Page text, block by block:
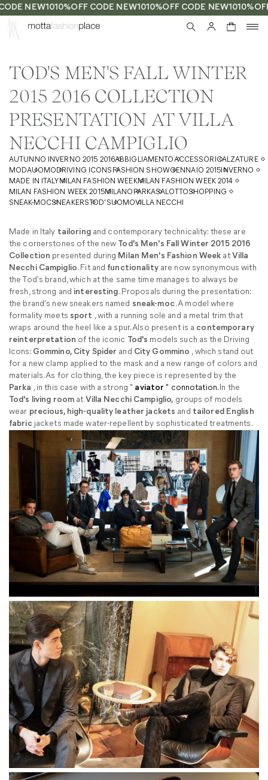
NEW1010%OFF CODE NEW1010%OFF CODE NEW10
TOD'S MEN'S FALL WINTER
2015 2016 COLLECTION
PRESENTATION AT VILLA
NECCHI CAMPIGLIO
AUTUNNO INVERNO 2015 2016ABBIGLIAMENTOACCESSORI CALZATURE
MODAUOMO DRIVING ICONS FASHION SHOWGENNAIO 2015 INVERNO
MADE IN ITALY MILAN FASHION WEEKMILAN FASHION WEEK 2014
MILAN FASHION WEEK 2015MILANO PARKASALOTTOSHOPPING
SNEAK-MOCSNEAKERS TOD'SUOMOVILLA NECCHI
Made in Italy tailoringand contemporary technicality: these are
the cornerstones of the new Tod's Men's Fall Winter 2015 2016
Collection presented during Milan Men's Fashion Week at Villa
Necchi Campiglio . Fit and functionalityare now synonymous with
the Tod's brand, which at the same time manages to always be
fresh, strong and interesting . Proposals during the presentation:
the brand's new sneakers named sneak-moc . A model where
formality meets sport , with a running sole and a metal trim that
wraps around the heel like a spur. Also present is a contemporary
reinterpretation of the iconic Tod's models such as the Driving
Icons: Gommino, City Spider and City Gommino , which stand out
for a new clamp applied to the mask and a new range of colors and
materials. As for clothing, the key piece is represented by the
Parka , in this case with a strong " aviator " connotation.In the
Tod's living room at Villa Necchi Campiglio, groups of models
wear precious, high-quality leather jackets and tailored English
fabric jackets made water-repellent by sophisticated treatments.